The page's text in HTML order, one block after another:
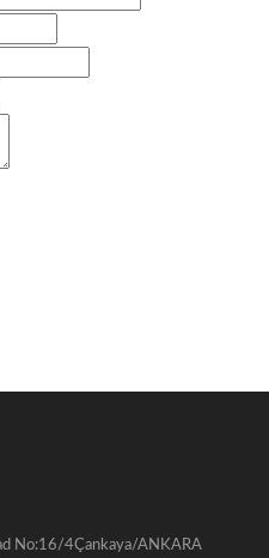
No:16/4Çankaya/ANKARA